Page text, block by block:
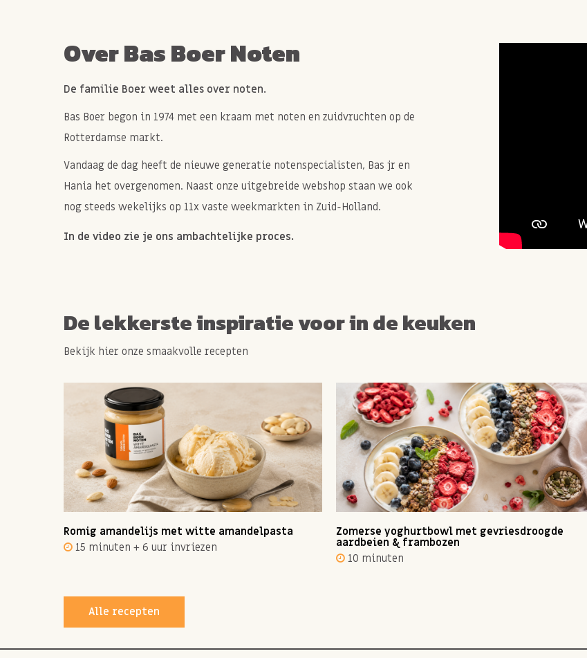
Over Bas Boer Noten
De familie Boer weet alles over noten.
Bas Boer begon in 1974 met een kraam met noten en zuidvruchten op de
Rotterdamse markt.
Vandaag de dag heeft de nieuwe generatie notenspecialisten, Bas jr en
Hania het overgenomen. Naast onze uitgebreide webshop staan we ook
nog steeds wekelijks op 11x vaste weekmarkten in Zuid-Holland.
In de video zie je ons ambachtelijke proces.
De lekkerste inspiratie voor in de keuken
Bekijk hier onze smaakvolle recepten
Romig amandelijs met witte amandelpasta
15 minuten + 6 uur invriezen
Zomerse yoghurtbowl met gevriesdroogde
aardbeien & frambozen
10 minuten
Alle recepten